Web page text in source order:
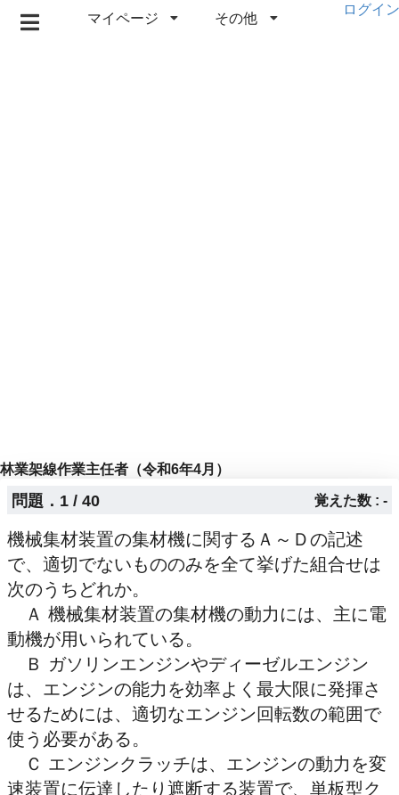
マイページ その他
ログイン
林業架線作業主任者（令和6年4月）
問題．1 / 40 覚えた数 : -
機械集材装置の集材機に関するＡ～Ｄの記述
で、適切でないもののみを全て挙げた組合せは
次のうちどれか。
Ａ 機械集材装置の集材機の動力には、主に電
動機が用いられている。
Ｂ ガソリンエンジンやディーゼルエンジン
は、エンジンの能力を効率よく最大限に発揮さ
せるためには、適切なエンジン回転数の範囲で
使う必要がある。
Ｃ エンジンクラッチは、エンジンの動力を変
速装置に伝達したり遮断する装置で、単板型ク